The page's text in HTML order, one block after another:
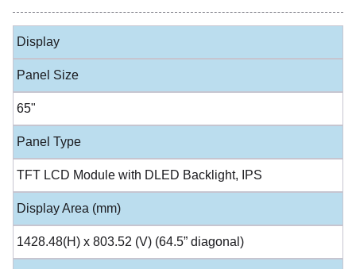
Display
Panel Size
65"
Panel Type
TFT LCD Module with DLED Backlight, IPS
Display Area (mm)
1428.48(H) x 803.52 (V) (64.5” diagonal)